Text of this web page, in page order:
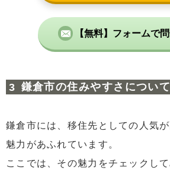
【無料】フォームで
鎌倉市の住みやすさについて
鎌倉市には、移住先としての人気
魅力があふれています。
ここでは、その魅力をチェックして